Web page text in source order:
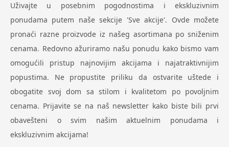
Uživajte u posebnim pogodnostima i ekskluzivnim
ponudama putem naše sekcije 'Sve akcije'. Ovde možete
pronaći razne proizvode iz našeg asortimana po sniženim
cenama. Redovno ažuriramo našu ponudu kako bismo vam
omogućili pristup najnovijim akcijama i najatraktivnijim
popustima. Ne propustite priliku da ostvarite uštede i
obogatite svoj dom sa stilom i kvalitetom po povoljnim
cenama. Prijavite se na naš newsletter kako biste bili prvi
obavešteni o svim našim aktuelnim ponudama i
ekskluzivnim akcijama!